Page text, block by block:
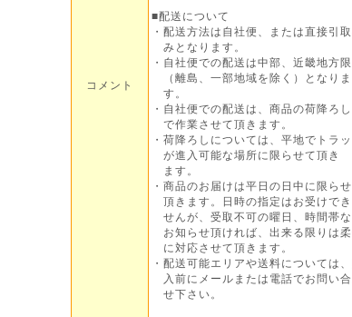
コメント
■配送について
・配送方法は自社便、または直接引
みとなります。
・自社便での配送は中部、近畿地方
（離島、一部地域を除く）となりま
す。
・自社便での配送は、商品の荷降ろし
で作業させて頂きます。
・荷降ろしについては、平地でトラッ
が進入可能な場所に限らせて頂き
ます。
・商品のお届けは平日の日中に限ら
頂きます。日時の指定はお受けでき
せんが、受取不可の曜日、時間帯
お知らせ頂ければ、出来る限りは柔
に対応させて頂きます。
・配送可能エリアや送料については
入前にメールまたは電話でお問い
せ下さい。